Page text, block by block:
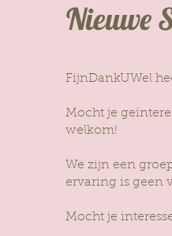
Nieuwe
FijnDankUWel
Mocht je
welkom!
We zijn een
ervaring is geen
Mocht je